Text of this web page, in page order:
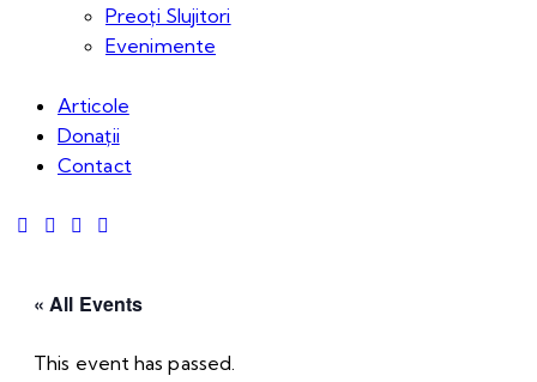
Preoți Slujitori
Evenimente
Articole
Donații
Contact
« All Events
This event has passed.